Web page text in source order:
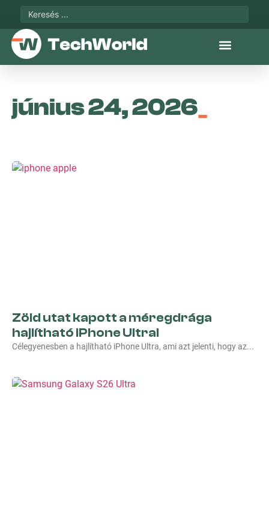
június 24, 2026
Zöld utat kapott a méregdrága
hajlítható iPhone Ultra!
Célegyenesben a hajlítható iPhone Ultra, ami azt jelenti, hogy az